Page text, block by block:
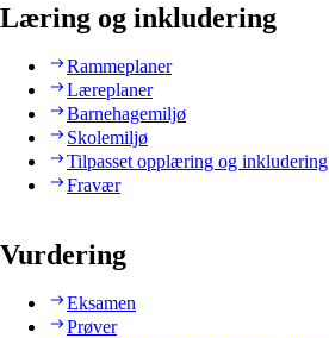
Læring og inkludering
Rammeplaner
Læreplaner
Barnehagemiljø
Skolemiljø
Tilpasset opplæring og inkludering
Fravær
Vurdering
Eksamen
Prøver